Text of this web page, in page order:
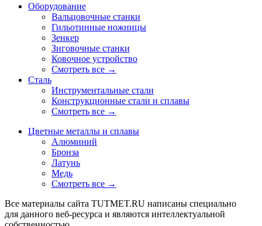
Оборудование
Вальцовочные станки
Гильотинные ножницы
Зенкер
Зиговочные станки
Ковочное устройство
Смотреть все →
Сталь
Инструментальные стали
Конструкционные стали и сплавы
Смотреть все →
Цветные металлы и сплавы
Алюминий
Бронза
Латунь
Медь
Смотреть все →
Все материалы сайта TUTMET.RU написаны специально
для данного веб-ресурса и являются интеллектуальной